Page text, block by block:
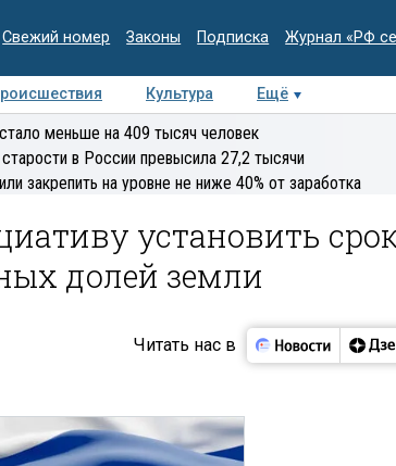
Свежий номер Законы Подписка Журнал «РФ
Культура
Ещё
Интервью Колумнисты
меньше на 409 тысяч человек
в России превысила 27,2 тысячи
закрепить на уровне не ниже 40% от заработка
установить
долей земли
Читать нас в